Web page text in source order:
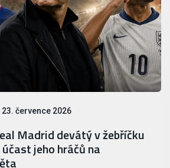
23. července 2026
Madrid devátý v žebříčku
jeho hráčů na